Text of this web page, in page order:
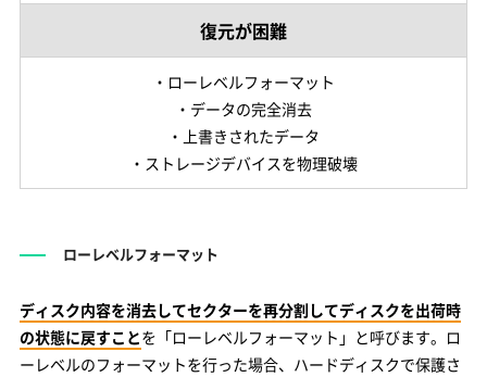
復元が困難
・ローレベルフォーマット
・データの完全消去
・上書きされたデータ
・ストレージデバイスを物理破壊
ローレベルフォーマット
ディスク内容を消去してセクターを再分割してディスクを出荷時
の状態に戻すことを「ローレベルフォーマット」と呼びます。ロ
ーレベルのフォーマットを行った場合、ハードディスクで保護さ